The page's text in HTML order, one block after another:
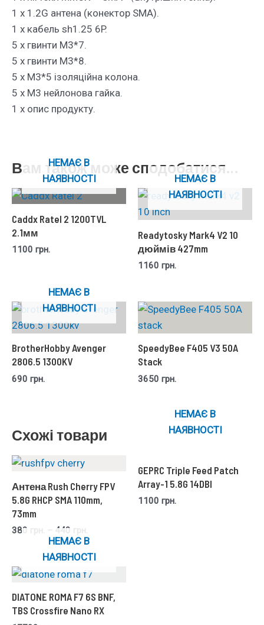
1 x 1.2G антена (конектор SMA).
1 x кабель sh1.25 6P.
5 х гвинти M3*7.
5 х гвинти M3*8.
5 x M3*5 ізоляційна колона.
5 x M3 нейлонова гайка.
1 x опис продукту.
Вам також може сподобатися…
НЕМАЄ В
НАЯВНОСТІ
Caddx Ratel 2 1200TVL
2.1мм
1100 грн.
НЕМАЄ В
НАЯВНОСТІ
Readytosky Mark4 V2 10
дюймів 427mm
1160 грн.
НЕМАЄ В
НАЯВНОСТІ
BrotherHobby Avenger
2806.5 1300KV
690 грн.
SpeedyBee F405 V3 50A
Stack
3650 грн.
Схожі товари
Антена Rush Cherry FPV
5.8G RHCP SMA 110mm,
73mm
380 440
НЕМАЄ В
НАЯВНОСТІ
GEPRC Triple Feed Patch
Array-1 5.8G 14DBI
1100 грн.
НЕМАЄ В
НАЯВНОСТІ
DIATONE ROMA F7 6S BNF,
TBS Crossfire Nano RX